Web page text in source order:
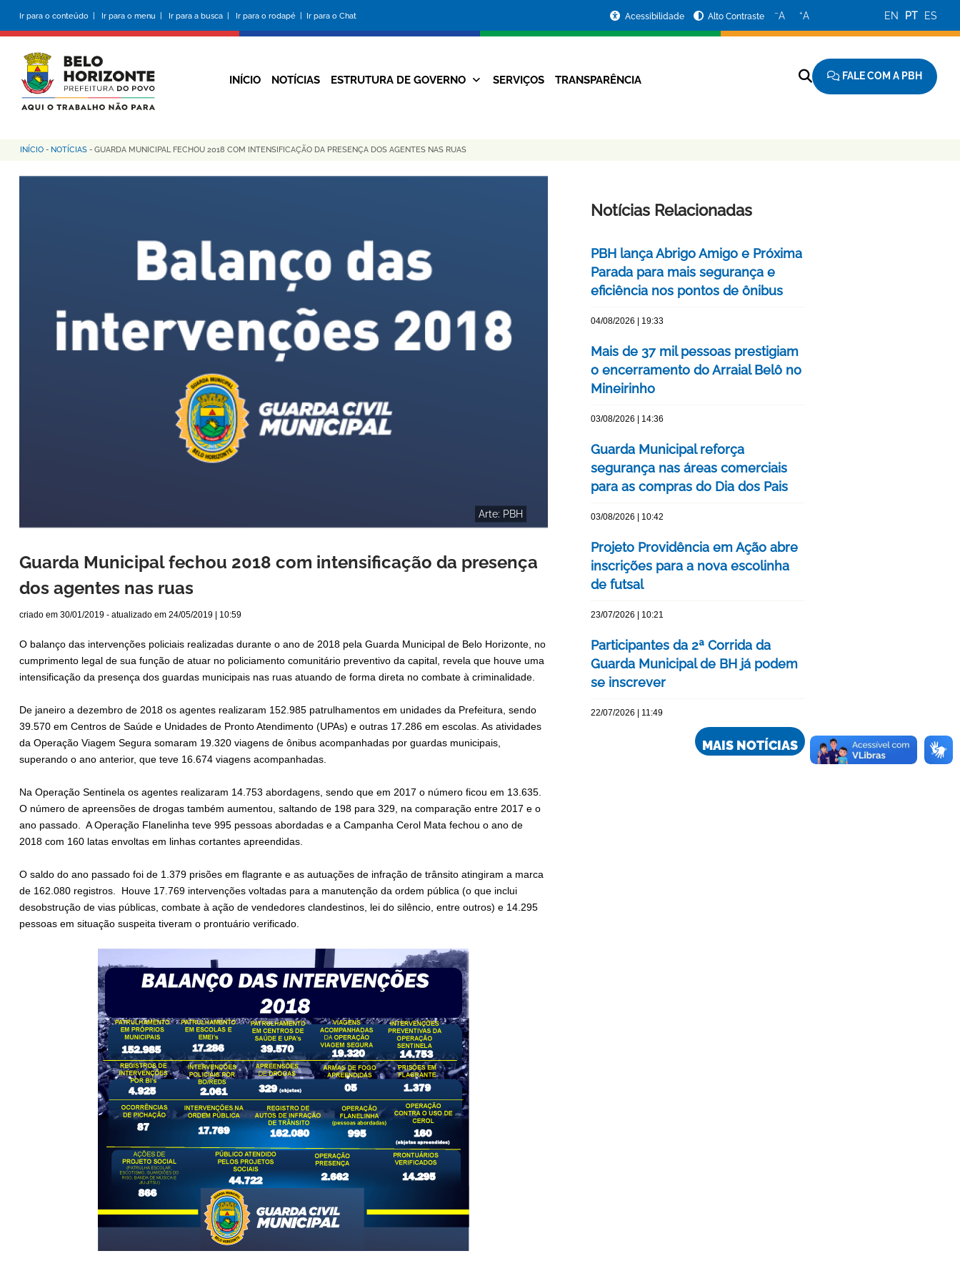
conteúdo
principal
Ir para o conteúdo | Ir para o menu | Ir para a busca | Ir para o rodapé | Ir para o Chat
da
Prefeitura
Acessibilidade Alto Contraste −A +A EN PT ES
Navegação
INÍCIO NOTÍCIAS ESTRUTURA DE GOVERNO SERVIÇOS TRANSPARÊNCIA FALE COM A PBH
Trilha
de
INÍCIO - NOTÍCIAS - GUARDA MUNICIPAL FECHOU 2018 COM INTENSIFICAÇÃO DA PRESENÇA DOS AGENTES NAS RUAS
Arte: PBH
Guarda Municipal fechou 2018 com intensificação da presença
dos agentes nas ruas
criado em 30/01/2019 - atualizado em 24/05/2019 | 10:59
O balanço das intervenções policiais realizadas durante o ano de 2018 pela Guarda Municipal de Belo Horizonte, no
cumprimento legal de sua função de atuar no policiamento comunitário preventivo da capital, revela que houve uma
intensificação da presença dos guardas municipais nas ruas atuando de forma direta no combate à criminalidade.
De janeiro a dezembro de 2018 os agentes realizaram 152.985 patrulhamentos em unidades da Prefeitura, sendo
39.570 em Centros de Saúde e Unidades de Pronto Atendimento (UPAs) e outras 17.286 em escolas. As atividades
da Operação Viagem Segura somaram 19.320 viagens de ônibus acompanhadas por guardas municipais,
superando o ano anterior, que teve 16.674 viagens acompanhadas.
Na Operação Sentinela os agentes realizaram 14.753 abordagens, sendo que em 2017 o número ficou em 13.635.
O número de apreensões de drogas também aumentou, saltando de 198 para 329, na comparação entre 2017 e o
ano passado. A Operação Flanelinha teve 995 pessoas abordadas e a Campanha Cerol Mata fechou o ano de
2018 com 160 latas envoltas em linhas cortantes apreendidas.
O saldo do ano passado foi de 1.379 prisões em flagrante e as autuações de infração de trânsito atingiram a marca
de 162.080 registros. Houve 17.769 intervenções voltadas para a manutenção da ordem pública (o que inclui
desobstrução de vias públicas, combate à ação de vendedores clandestinos, lei do silêncio, entre outros) e 14.295
pessoas em situação suspeita tiveram o prontuário verificado.
Notícias Relacionadas
PBH lança Abrigo Amigo e Próxima
Parada para mais segurança e
eficiência nos pontos de ônibus
04/08/2026 | 19:33
Mais de 37 mil pessoas prestigiam
o encerramento do Arraial Belô no
Mineirinho
03/08/2026 | 14:36
Guarda Municipal reforça
segurança nas áreas comerciais
para as compras do Dia dos Pais
03/08/2026 | 10:42
Projeto Providência em Ação abre
inscrições para a nova escolinha
de futsal
23/07/2026 | 10:21
Participantes da 2ª Corrida da
Guarda Municipal de BH já podem
se inscrever
22/07/2026 | 11:49
MAIS NOTÍCIAS